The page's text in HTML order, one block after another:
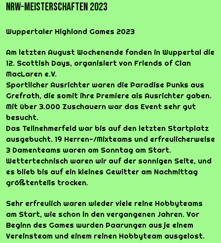
NRW-Meisterschaften 2023
Wuppertaler Highland Games 2023
Am letzten August Wochenende fanden in Wuppertal die
12. Scottish Days, organisiert von Friends of Clan
MacLaren e.V.
Sportlicher Ausrichter waren die Paradise Punks aus
Grefrath, die somit ihre Premiere als Ausrichter gaben.
Mit über 3.000 Zuschauern war das Event sehr gut
besucht.
Das Teilnehmerfeld war bis auf den letzten Startplatz
ausgebucht. 19 Herren-/Mixteams und erfreulicherweise
3 Damenteams waren am Sonntag am Start.
Wettertechnisch waren wir auf der sonnigen Seite, und
es blieb bis auf ein kleines Gewitter am Nachmittag
größtenteils trocken.
Sehr erfreulich waren wieder viele reine Hobbyteams
am Start, wie schon in den vergangenen Jahren. Vor
Beginn des Games wurden Paarungen aus je einem
Vereinsteam und einem reinen Hobbyteam ausgelost.